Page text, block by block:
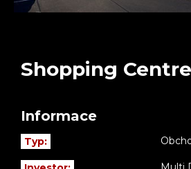
Shopping
Informace
Typ: